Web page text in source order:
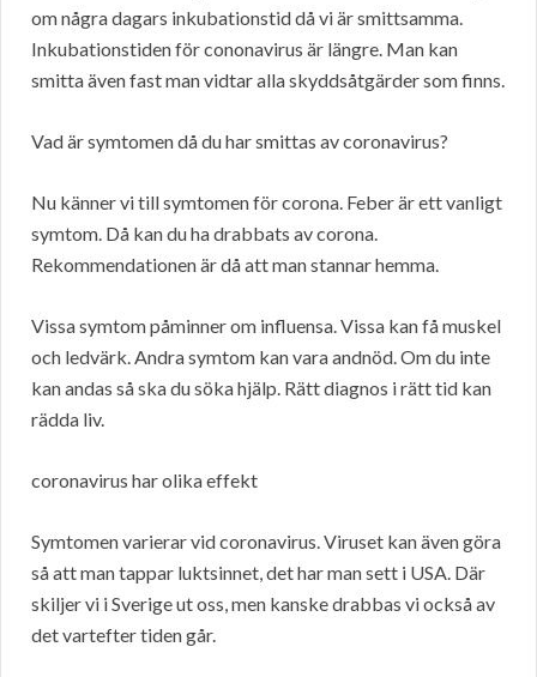
om några dagars inkubationstid då vi är smittsamma.
Inkubationstiden för cononavirus är längre. Man kan
smitta även fast man vidtar alla skyddsåtgärder som finns.
Vad är symtomen då du har smittas av coronavirus?
Nu känner vi till symtomen för corona. Feber är ett vanligt
symtom. Då kan du ha drabbats av corona.
Rekommendationen är då att man stannar hemma.
Vissa symtom påminner om influensa. Vissa kan få muskel
och ledvärk. Andra symtom kan vara andnöd. Om du inte
kan andas så ska du söka hjälp. Rätt diagnos i rätt tid kan
rädda liv.
coronavirus har olika effekt
Symtomen varierar vid coronavirus. Viruset kan även göra
så att man tappar luktsinnet, det har man sett i USA. Där
skiljer vi i Sverige ut oss, men kanske drabbas vi också av
det vartefter tiden går.